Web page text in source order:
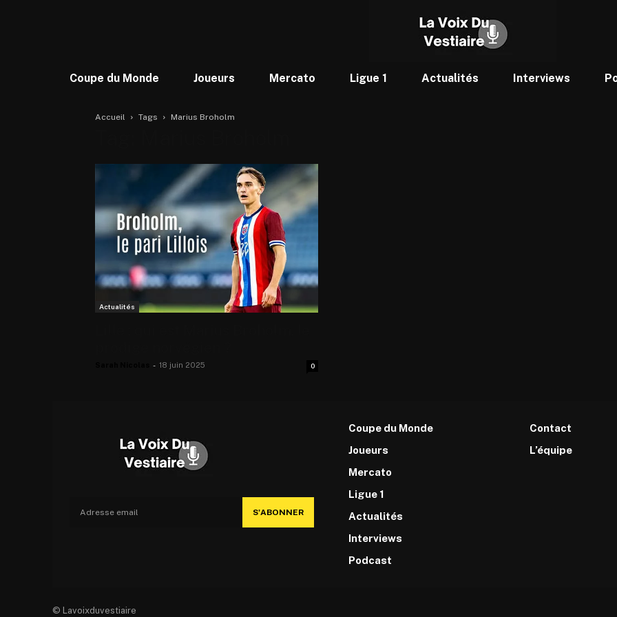
Coupe du Monde Joueurs Mercato Ligue 1 Actualités Interviews
Accueil Tags Marius Broholm
Actualités
- 18 juin 2025 0
S'ABONNER
Coupe du Monde
Joueurs
Mercato
Ligue 1
Actualités
Interviews
Podcast
Contact
L’équipe
© Lavoixduvestiaire